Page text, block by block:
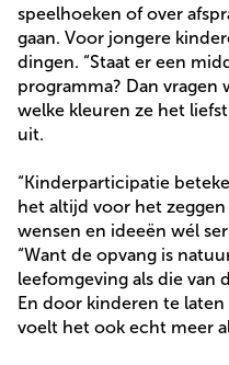
speelhoeken of over
gaan. Voor jongere
dingen. “Staat er een
programma? Dan
welke kleuren ze het
uit.
“Kinderparticipatie
het altijd voor het
wensen en ideeën wél
“Want de opvang is
leefomgeving als die van
En door kinderen te
voelt het ook echt meer